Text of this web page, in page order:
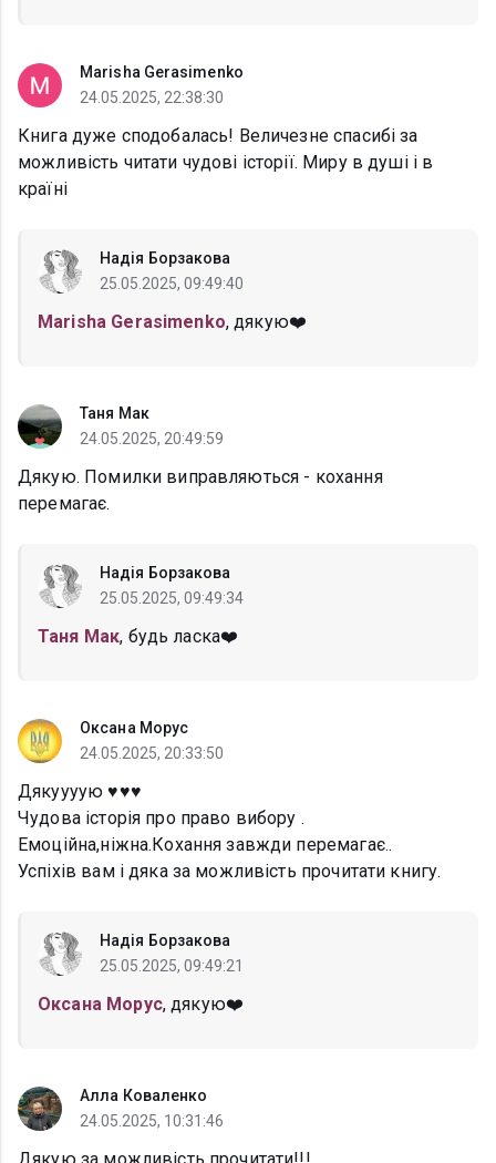
Marisha Gerasimenko
24.05.2025, 22:38:30
Книга дуже сподобалась! Величезне спасибі за
можливість читати чудові історії. Миру в душі і в
країні
Надія Борзакова
25.05.2025, 09:49:40
Marisha Gerasimenko, дякую❤️
Таня Мак
24.05.2025, 20:49:59
Дякую. Помилки виправляються - кохання
перемагає.
Надія Борзакова
25.05.2025, 09:49:34
Таня Мак, будь ласка❤️
Оксана Морус
24.05.2025, 20:33:50
Дякуууую ♥️♥️♥️
Чудова історія про право вибору .
Емоційна,ніжна.Кохання завжди перемагає..
Успіхів вам і дяка за можливість прочитати книгу.
Надія Борзакова
25.05.2025, 09:49:21
Оксана Морус, дякую❤️
Алла Коваленко
24.05.2025, 10:31:46